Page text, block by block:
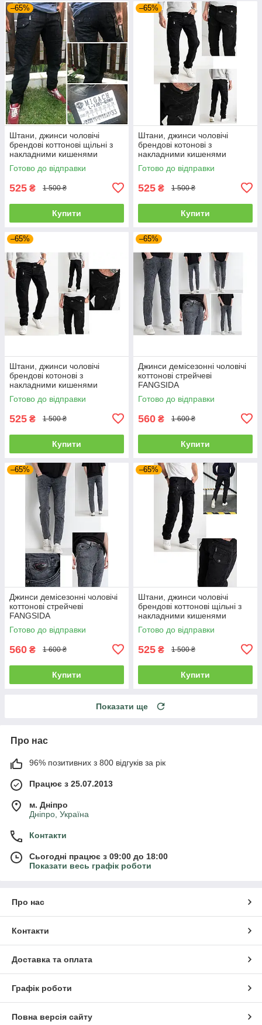
–65%
Штани, джинси чоловічі
брендові коттонові щільні з
накладними кишенями
"карго" MIGACH, Туреччина
Готово до відправки
525 ₴ 1 500 ₴
Купити
–65%
Штани, джинси чоловічі
брендові котонові з
накладними кишенями
"карго" MIGACH, Туреччина
Готово до відправки
525 ₴ 1 500 ₴
Купити
–65%
Штани, джинси чоловічі
брендові котонові з
накладними кишенями
"карго" MIGACH, Туреччина
Готово до відправки
525 ₴ 1 500 ₴
Купити
–65%
Джинси демісезонні чоловічі
коттонові стрейчеві
FANGSIDA
Готово до відправки
560 ₴ 1 600 ₴
Купити
–65%
Джинси демісезонні чоловічі
коттонові стрейчеві
FANGSIDA
Готово до відправки
560 ₴ 1 600 ₴
Купити
–65%
Штани, джинси чоловічі
брендові коттонові щільні з
накладними кишенями
"карго" MIGACH, Туреччина
Готово до відправки
525 ₴ 1 500 ₴
Купити
Показати ще
Про нас
96% позитивних з 800 відгуків за рік
Працює з 25.07.2013
м. Дніпро
Дніпро, Україна
Контакти
Сьогодні працює з 09:00 до 18:00
Показати весь графік роботи
Про нас
Контакти
Доставка та оплата
Графік роботи
Повна версія сайту